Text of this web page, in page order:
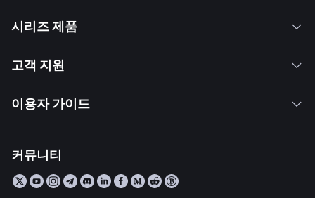
시리즈 제품
고객 지원
이용자 가이드
커뮤니티